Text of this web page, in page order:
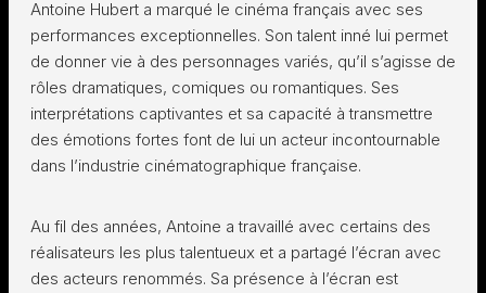
Antoine Hubert a marqué le cinéma français avec ses
performances exceptionnelles. Son talent inné lui permet
de donner vie à des personnages variés, qu’il s’agisse de
rôles dramatiques, comiques ou romantiques. Ses
interprétations captivantes et sa capacité à transmettre
des émotions fortes font de lui un acteur incontournable
dans l’industrie cinématographique française.
Au fil des années, Antoine a travaillé avec certains des
réalisateurs les plus talentueux et a partagé l’écran avec
des acteurs renommés. Sa présence à l’écran est